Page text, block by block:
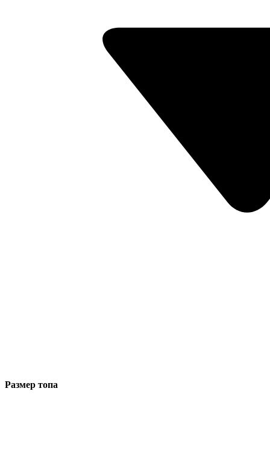
Размер топа